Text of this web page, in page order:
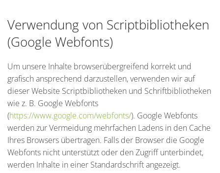
Verwendung von Scriptbibliotheken
(Google Webfonts)
Um unsere Inhalte browserübergreifend korrekt und
grafisch ansprechend darzustellen, verwenden wir auf
dieser Website Scriptbibliotheken und Schriftbibliotheken
wie z. B. Google Webfonts
(https://www.google.com/webfonts/). Google Webfonts
werden zur Vermeidung mehrfachen Ladens in den Cache
Ihres Browsers übertragen. Falls der Browser die Google
Webfonts nicht unterstützt oder den Zugriff unterbindet,
werden Inhalte in einer Standardschrift angezeigt.